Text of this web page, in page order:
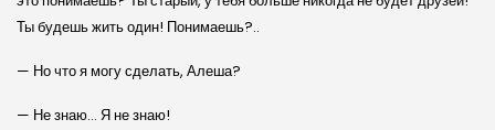
Ты будешь жить один! Понимаешь?..
— Но что я могу сделать, Алеша?
— Не знаю… Я не знаю!